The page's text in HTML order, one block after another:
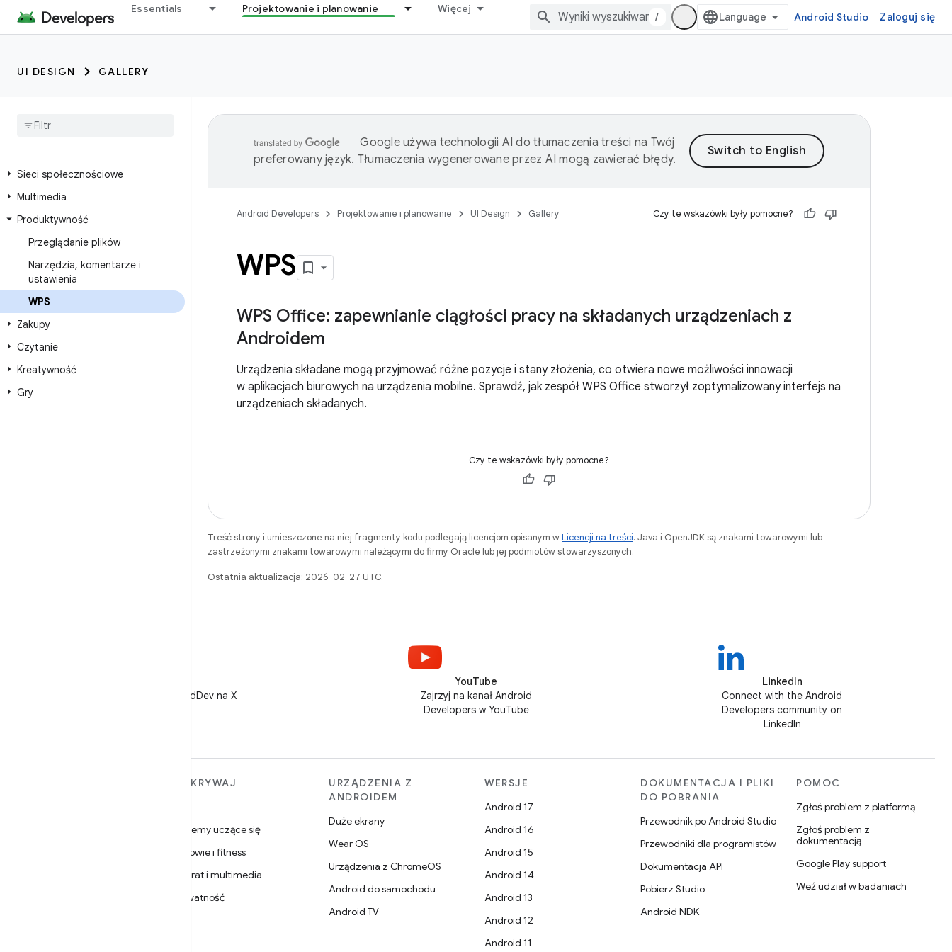
Essentials Projektowanie i planowanie Więcej
/ Android Studio Zaloguj się
UI DESIGN GALLERY
Sieci społecznościowe
Multimedia
Produktywność
Przeglądanie plików
Narzędzia, komentarze i
ustawienia
WPS
Zakupy
Czytanie
Kreatywność
Gry
Google używa technologii AI do tłumaczenia treści na Twój
preferowany język. Tłumaczenia wygenerowane przez AI mogą zawierać błędy.
Android Developers Projektowanie i planowanie UI Design Gallery Czy te wskazówki były pomocne?
WPS
WPS Office: zapewnianie ciągłości pracy na składanych urządzeniach z
Androidem
Urządzenia składane mogą przyjmować różne pozycje i stany złożenia, co otwiera nowe możliwości innowacji
w aplikacjach biurowych na urządzenia mobilne. Sprawdź, jak zespół WPS Office stworzył zoptymalizowany interfejs na
urządzeniach składanych.
Czy te wskazówki były pomocne?
Treść strony i umieszczone na niej fragmenty kodu podlegają licencjom opisanym wLicencji na treści. Java i OpenJDK są znakami towarowymi lub
zastrzeżonymi znakami towarowymi należącymi do firmy Oracle lub jej podmiotów stowarzyszonych.
Ostatnia aktualizacja: 2026-02-27 UTC.
Obserwuj @AndroidDev na X
YouTube
Zajrzyj na kanał Android
Developers w YouTube
LinkedIn
Connect with the Android
Developers community on
LinkedIn
ODKRYWAJ
Systemy uczące się
Zdrowie i fitness
Aparat i multimedia
Prywatność
URZĄDZENIA Z
ANDROIDEM
Duże ekrany
Wear OS
Urządzenia z ChromeOS
Android do samochodu
Android TV
WERSJE
Android 17
Android 16
Android 15
Android 14
Android 13
Android 12
Android 11
DOKUMENTACJA I PLIKI
DO POBRANIA
Przewodnik po Android Studio
Przewodniki dla programistów
Dokumentacja API
Pobierz Studio
Android NDK
POMOC
Zgłoś problem z platformą
Zgłoś problem z
dokumentacją
Google Play support
Weź udział w badaniach